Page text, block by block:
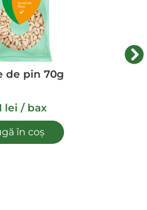
de pin 70g
lei / bax
în coș